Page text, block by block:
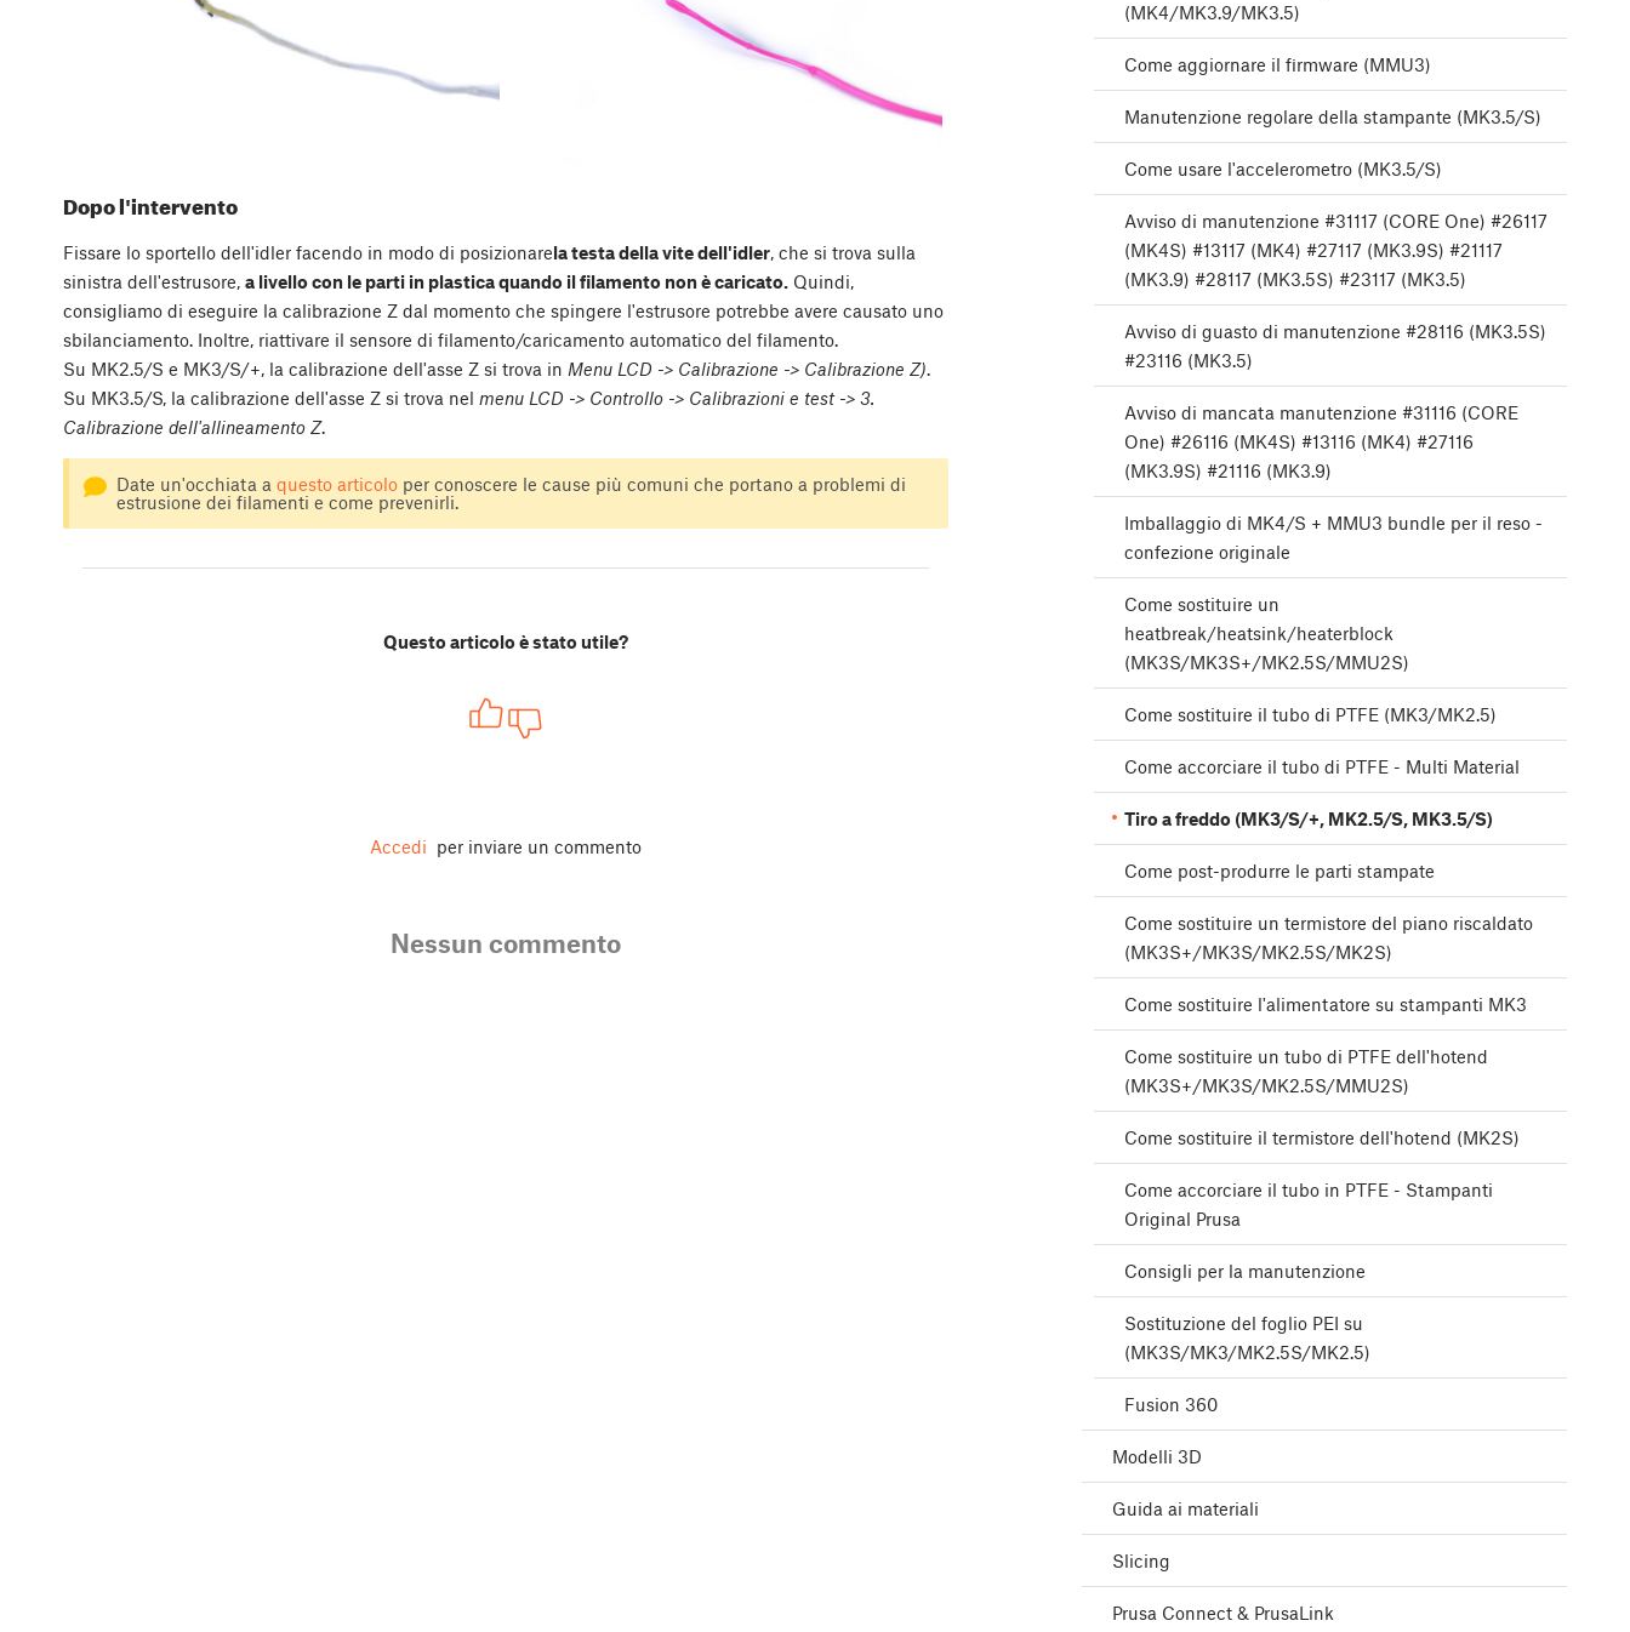
Dopo l'intervento
Fissare lo sportello dell'idler facendo in modo di posizionarela testa della vite dell'idler , che si trova sulla
sinistra dell'estrusore, a livello con le parti in plastica quando il filamento non è caricato. Quindi,
consigliamo di eseguire la calibrazione Z dal momento che spingere l'estrusore potrebbe avere causato uno
sbilanciamento. Inoltre, riattivare il sensore di filamento/caricamento automatico del filamento.
Su MK2.5/S e MK3/S/+, la calibrazione dell'asse Z si trova in Menu LCD -> Calibrazione -> Calibrazione Z)
Su MK3.5/S, la calibrazione dell'asse Z si trova nel menu LCD -> Controllo -> Calibrazioni e test -> 3.
Calibrazione dell'allineamento Z.
Date un'occhiata a questo articoloper conoscere le cause più comuni che portano a problemi di
estrusione dei filamenti e come prevenirli.
Questo articolo è stato utile?
Accedi per inviare un commento
Nessun commento
(MK4/MK3.9/MK3.5)
Come aggiornare il firmware (MMU3)
Manutenzione regolare della stampante (MK3.5/S)
Come usare l'accelerometro (MK3.5/S)
Avviso di manutenzione #31117 (CORE One) #26117
(MK4S) #13117 (MK4) #27117 (MK3.9S) #21117
(MK3.9) #28117 (MK3.5S) #23117 (MK3.5)
Avviso di guasto di manutenzione #28116 (MK3.5S)
#23116 (MK3.5)
Avviso di mancata manutenzione #31116 (CORE
One) #26116 (MK4S) #13116 (MK4) #27116
(MK3.9S) #21116 (MK3.9)
Imballaggio di MK4/S + MMU3 bundle per il reso -
confezione originale
Come sostituire un
heatbreak/heatsink/heaterblock
(MK3S/MK3S+/MK2.5S/MMU2S)
Come sostituire il tubo di PTFE (MK3/MK2.5)
Come accorciare il tubo di PTFE - Multi Material
Tiro a freddo (MK3/S/+, MK2.5/S, MK3.5/S)
Come post-produrre le parti stampate
Come sostituire un termistore del piano riscaldato
(MK3S+/MK3S/MK2.5S/MK2S)
Come sostituire l'alimentatore su stampanti MK3
Come sostituire un tubo di PTFE dell'hotend
(MK3S+/MK3S/MK2.5S/MMU2S)
Come sostituire il termistore dell'hotend (MK2S)
Come accorciare il tubo in PTFE - Stampanti
Original Prusa
Consigli per la manutenzione
Sostituzione del foglio PEI su
(MK3S/MK3/MK2.5S/MK2.5)
Fusion 360
Modelli 3D
Guida ai materiali
Slicing
Prusa Connect & PrusaLink